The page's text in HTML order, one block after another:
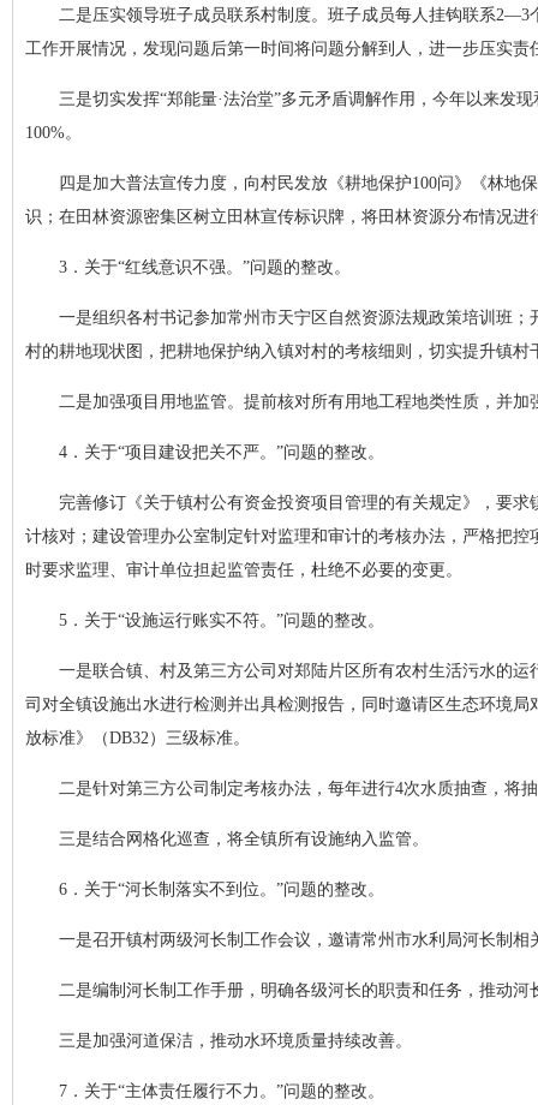
二是压实领导班子成员联系村制度。班子成员每人挂钩联系
工作开展情况，发现问题后第一时间将问题分解到人，进一步压实责
三是切实发挥“郑能量·法治堂”多元矛盾调解作用，今年以来发
100%。
四是加大普法宣传力度，向村民发放《耕地保护100问》《林地
识；在田林资源密集区树立田林宣传标识牌，将田林资源分布情况
3．关于“红线意识不强。”问题的整改。
一是组织各村书记参加常州市天宁区自然资源法规政策培训班
村的耕地现状图，把耕地保护纳入镇对村的考核细则，切实提升镇村
二是加强项目用地监管。提前核对所有用地工程地类性质，并
4．关于“项目建设把关不严。”问题的整改。
完善修订《关于镇村公有资金投资项目管理的有关规定》，要
计核对；建设管理办公室制定针对监理和审计的考核办法，严格把
时要求监理、审计单位担起监管责任，杜绝不必要的变更。
5．关于“设施运行账实不符。”问题的整改。
一是联合镇、村及第三方公司对郑陆片区所有农村生活污水的
司对全镇设施出水进行检测并出具检测报告，同时邀请区生态环境
放标准》（DB32）三级标准。
二是针对第三方公司制定考核办法，每年进行4次水质抽查，将
三是结合网格化巡查，将全镇所有设施纳入监管。
6．关于“河长制落实不到位。”问题的整改。
一是召开镇村两级河长制工作会议，邀请常州市水利局河长制
二是编制河长制工作手册，明确各级河长的职责和任务，推动
三是加强河道保洁，推动水环境质量持续改善。
7．关于“主体责任履行不力。”问题的整改。